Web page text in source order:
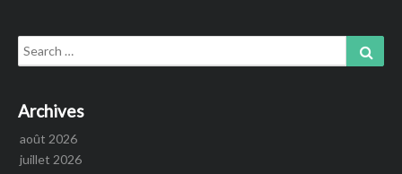
Search
for:
Archives
août 2026
juillet 2026